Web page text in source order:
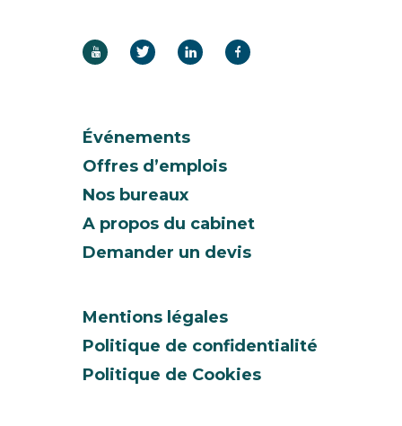
Événements
Offres d’emplois
Nos bureaux
A propos du cabinet
Demander un devis
Mentions légales
Politique de confidentialité
Politique de Cookies